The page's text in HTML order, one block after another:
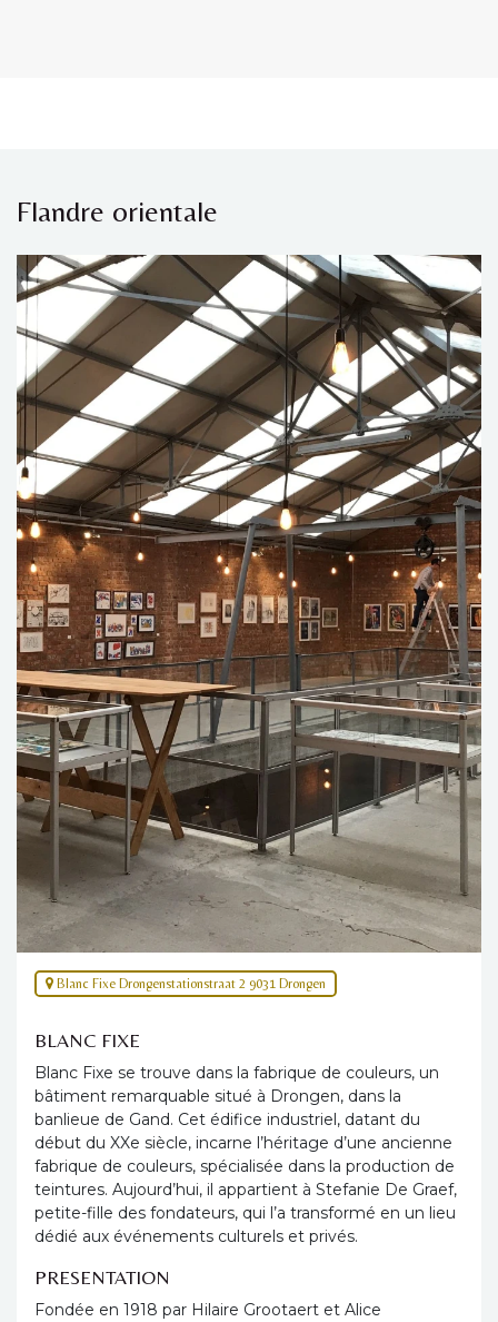
Flandre orientale​
Blanc Fixe Drongenstationstraat 2 9031 Drongen
BLANC FIXE
Blanc Fixe se trouve dans la fabrique de couleurs, un
bâtiment remarquable situé à Drongen, dans la
banlieue de Gand. Cet édifice industriel, datant du
début du XXe siècle, incarne l’héritage d’une ancienne
fabrique de couleurs, spécialisée dans la production de
teintures. Aujourd’hui, il appartient à Stefanie De Graef,
petite-fille des fondateurs, qui l’a transformé en un lieu
dédié aux événements culturels et privés.
PRESENTATION
Fondée en 1918 par Hilaire Grootaert et Alice